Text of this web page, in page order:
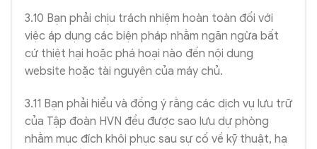
3.10 Bạn phải chịu trách nhiệm hoàn toàn đối với
việc áp dụng các biện pháp nhằm ngăn ngừa bất
cứ thiệt hại hoặc phá hoại nào đến nội dung
website hoặc tài nguyên của máy chủ.
3.11 Bạn phải hiểu và đồng ý rằng các dịch vụ lưu trữ
của Tập đoàn HVN đều được sao lưu dự phòng
nhằm mục đích khôi phục sau sự cố về kỹ thuật, hạ